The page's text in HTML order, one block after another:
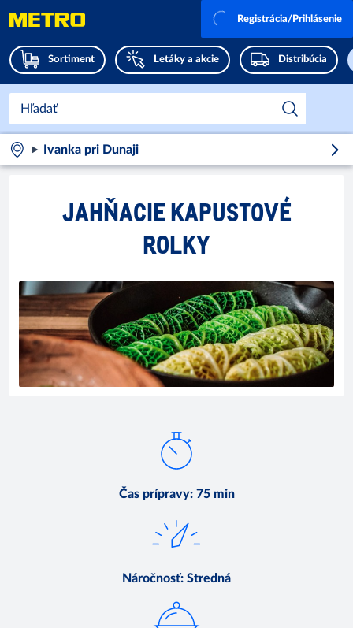
Sortiment Letáky a akcie Distribúcia
Registrácia/Prihlásenie
Ivanka pri Dunaji
JAHŇACIE KAPUSTOVÉ
ROLKY
Čas prípravy: 75 min
Náročnosť: Stredná